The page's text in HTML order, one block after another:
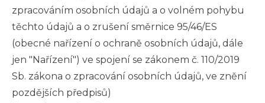
zpracováním osobních údajů a o volném pohybu
těchto údajů a o zrušení směrnice 95/46/ES
(obecné nařízení o ochraně osobních údajů, dále
jen "Nařízení") ve spojení se zákonem č. 110/2019
Sb. zákona o zpracování osobních údajů, ve znění
pozdějších předpisů)